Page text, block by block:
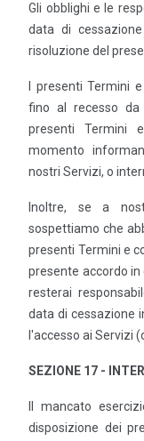
Gli obblighi e le
data di
risoluzione del
I presenti Termini
fino al recesso
presenti Termini
momento
nostri Servizi, o
Inoltre, se a
sospettiamo che
presenti Termini e
presente accordo
resterai
data di cessazione
l'accesso ai Servizi
SEZIONE 17 -
Il mancato
disposizione dei